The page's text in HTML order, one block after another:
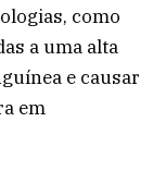
como
a uma alta
e causar
em